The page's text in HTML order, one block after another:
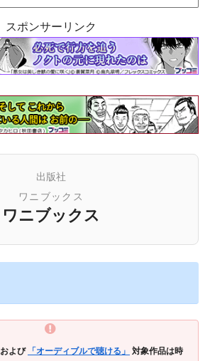
スポンサーリンク
出版社
ワニブックス
ワニブックス
および 「オーディブルで聴ける」
対象作品は時